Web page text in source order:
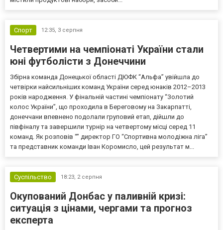
Спорт 12:35, 3 серпня
Четвертими на чемпіонаті України стали
юні футболісти з Донеччини
Збірна команда Донецької області ДЮФК “Альфа” увійшла до
четвірки найсильніших команд України серед юнаків 2012–2013
років народження. У фінальній частині чемпіонату “Золотий
колос України”, що проходила в Береговому на Закарпатті,
донеччани впевнено подолали груповий етап, дійшли до
півфіналу та завершили турнір на четвертому місці серед 11
команд. Як розповів “” директор ГО “Спортивна молодіжна ліга”
та представник команди Іван Коромисло, цей результат м...
Суспільство 18:23, 2 серпня
Окупований Донбас у паливній кризі:
ситуація з цінами, чергами та прогноз
експерта